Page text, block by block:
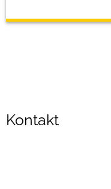
Kontakt